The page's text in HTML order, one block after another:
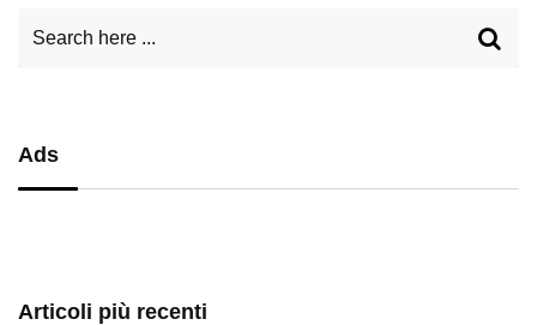
Ads
Articoli più recenti